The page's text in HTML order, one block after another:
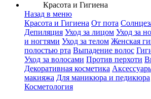
Красота и Гигиена
Назад в меню
Красота и Гигиена От пота
Депиляция Уход за лицом Уход за
и ногтями Уход за телом Женская
полостью рта Выпадение волос
Уход за волосами Против перхоти
Декоративная косметика
макияжа Для маникюра и педикюра
Косметология